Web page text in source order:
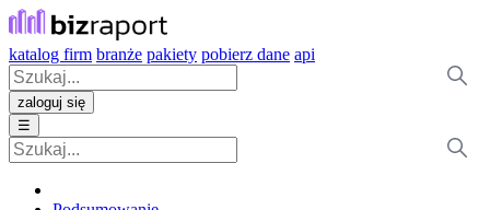
katalog firm branże pakiety pobierz dane api
zaloguj się
☰